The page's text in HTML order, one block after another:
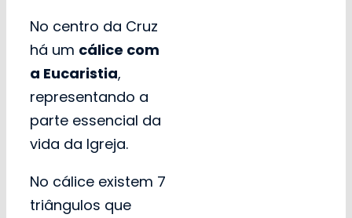
No centro da Cruz
há um cálice com
a Eucaristia,
representando a
parte essencial da
vida da Igreja.
No cálice existem 7
triângulos que